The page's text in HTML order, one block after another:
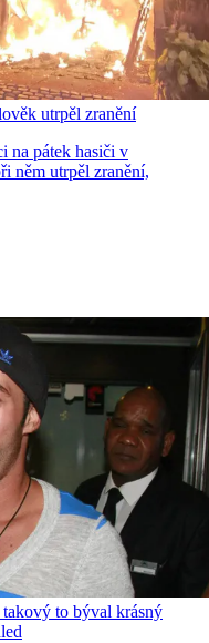
utrpěl zranění
na pátek hasiči v
něm utrpěl zranění,
takový to býval krásný